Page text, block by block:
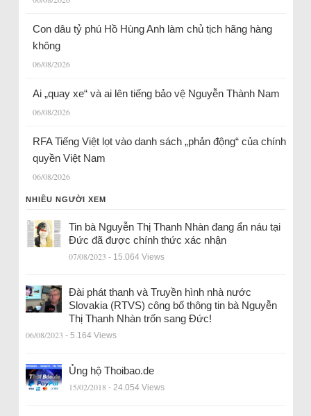
Con dâu tỷ phú Hồ Hùng Anh làm chủ tịch hãng hàng
không
06/08/2026
Ai „quay xe“ và ai lên tiếng bảo vệ Nguyễn Thành Nam
06/08/2026
RFA Tiếng Việt lọt vào danh sách „phản động“ của chính
quyền Việt Nam
06/08/2026
NHIỀU NGƯỜI XEM
Tin bà Nguyễn Thị Thanh Nhàn đang ẩn náu tại
Đức đã được chính thức xác nhận
07/08/2023 - 15.064 Views
Đài phát thanh và Truyền hình nhà nước
Slovakia (RTVS) công bố thông tin bà Nguyễn
Thị Thanh Nhàn trốn sang Đức!
06/08/2023 - 5.164 Views
Ủng hộ Thoibao.de
15/02/2018 - 24.054 Views